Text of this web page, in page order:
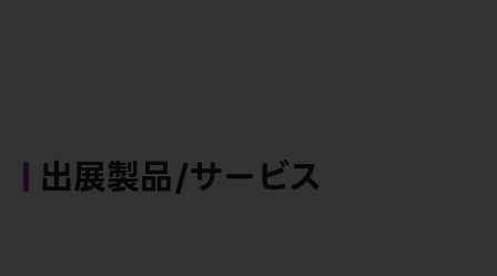
出展製品/サービス